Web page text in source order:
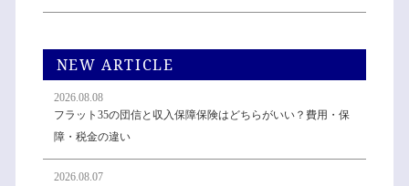
NEW ARTICLE
2026.08.08
フラット35の団信と収入保障保険はどちらがいい？費用・保
障・税金の違い
2026.08.07